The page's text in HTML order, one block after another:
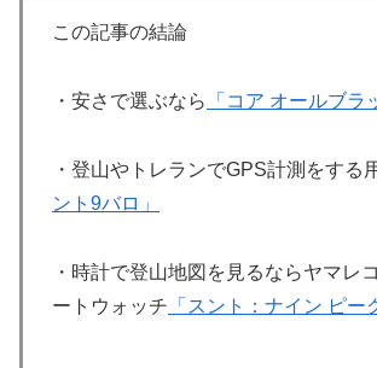
この記事の結論
・安さで選ぶなら 「コア オールブラ
・登山やトレランでGPS計測をする
ント9バロ」
・時計で登山地図を見るならヤマレ
ートウォッチ 「スント：ナイン ピー